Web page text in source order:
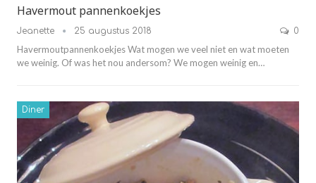
Havermout pannenkoekjes
Jeanette 25 augustus 2018 0
Havermoutpannenkoekjes Wat mogen we veel niet en wat moeten
we weinig. Of was het nou andersom? We mogen weinig en…
Diner